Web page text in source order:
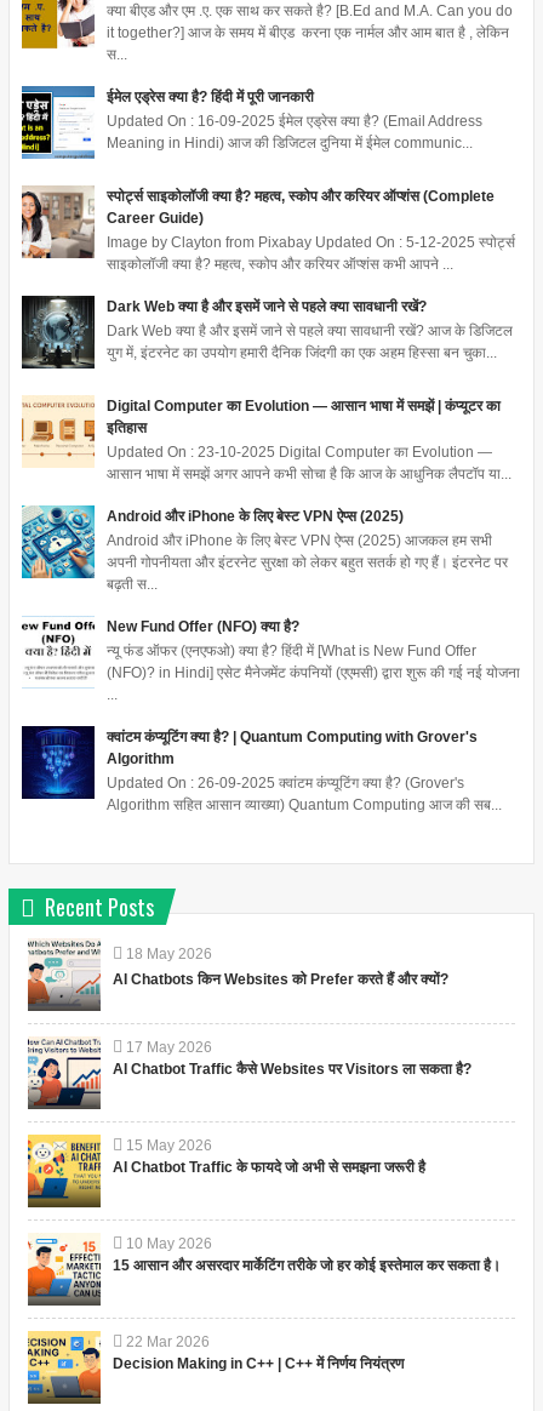
क्या बीएड और एम .ए. एक साथ कर सकते है? [B.Ed and M.A. Can you do
it together?] आज के समय में बीएड करना एक नार्मल और आम बात है , लेकिन
स...
ईमेल एड्रेस क्या है? हिंदी में पूरी जानकारी
Updated On : 16-09-2025 ईमेल एड्रेस क्या है? (Email Address
Meaning in Hindi) आज की डिजिटल दुनिया में ईमेल communic...
स्पोर्ट्स साइकोलॉजी क्या है? महत्व, स्कोप और करियर ऑप्शंस (Complete
Career Guide)
Image by Clayton from Pixabay Updated On : 5-12-2025 स्पोर्ट्स
साइकोलॉजी क्या है? महत्व, स्कोप और करियर ऑप्शंस कभी आपने ...
Dark Web क्या है और इसमें जाने से पहले क्या सावधानी रखें?
Dark Web क्या है और इसमें जाने से पहले क्या सावधानी रखें? आज के डिजिटल
युग में, इंटरनेट का उपयोग हमारी दैनिक जिंदगी का एक अहम हिस्सा बन चुका...
Digital Computer का Evolution — आसान भाषा में समझें | कंप्यूटर का
इतिहास
Updated On : 23-10-2025 Digital Computer का Evolution —
आसान भाषा में समझें अगर आपने कभी सोचा है कि आज के आधुनिक लैपटॉप या...
Android और iPhone के लिए बेस्ट VPN ऐप्स (2025)
Android और iPhone के लिए बेस्ट VPN ऐप्स (2025) आजकल हम सभी
अपनी गोपनीयता और इंटरनेट सुरक्षा को लेकर बहुत सतर्क हो गए हैं। इंटरनेट पर
बढ़ती स...
New Fund Offer (NFO) क्या है?
न्यू फंड ऑफर (एनएफओ) क्या है? हिंदी में [What is New Fund Offer
(NFO)? in Hindi] एसेट मैनेजमेंट कंपनियों (एएमसी) द्वारा शुरू की गई नई योजना
...
क्वांटम कंप्यूटिंग क्या है? | Quantum Computing with Grover's
Algorithm
Updated On : 26-09-2025 क्वांटम कंप्यूटिंग क्या है? (Grover's
Algorithm सहित आसान व्याख्या) Quantum Computing आज की सब...
Recent Posts
18 May 2026
AI Chatbots किन Websites को Prefer करते हैं और क्यों?
17 May 2026
AI Chatbot Traffic कैसे Websites पर Visitors ला सकता है?
15 May 2026
AI Chatbot Traffic के फायदे जो अभी से समझना जरूरी है
10 May 2026
15 आसान और असरदार मार्केटिंग तरीके जो हर कोई इस्तेमाल कर सकता है।
22 Mar 2026
Decision Making in C++ | C++ में निर्णय नियंत्रण